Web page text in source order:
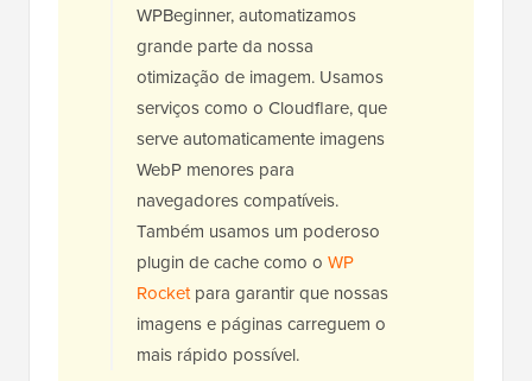
WPBeginner, automatizamos
grande parte da nossa
otimização de imagem. Usamos
serviços como o Cloudflare, que
serve automaticamente imagens
WebP menores para
navegadores compatíveis.
Também usamos um poderoso
plugin de cache como o WP
Rocketpara garantir que nossas
imagens e páginas carreguem o
mais rápido possível.